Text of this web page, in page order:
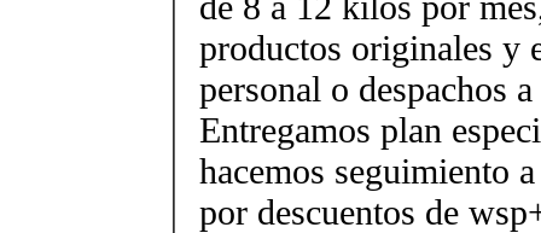
productos originales y
personal o despachos
Entregamos plan
hacemos seguimiento
por descuentos de